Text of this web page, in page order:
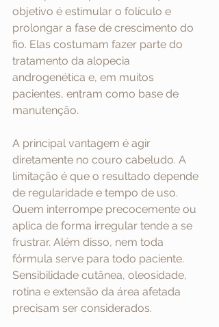
objetivo é estimular o folículo e
prolongar a fase de crescimento do
fio. Elas costumam fazer parte do
tratamento da alopecia
androgenética e, em muitos
pacientes, entram como base de
manutenção.
A principal vantagem é agir
diretamente no couro cabeludo. A
limitação é que o resultado depende
de regularidade e tempo de uso.
Quem interrompe precocemente ou
aplica de forma irregular tende a se
frustrar. Além disso, nem toda
fórmula serve para todo paciente.
Sensibilidade cutânea, oleosidade,
rotina e extensão da área afetada
precisam ser considerados.